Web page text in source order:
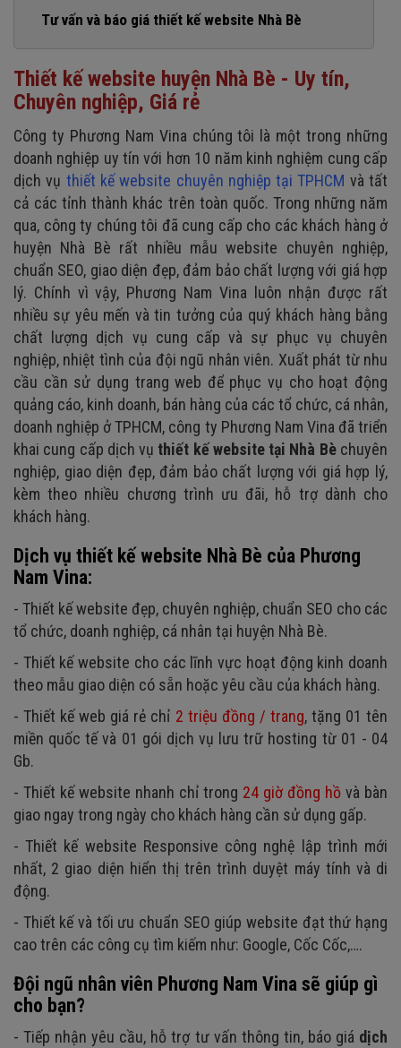
Dịch vụ thiết kế website Nhà Bè của Phương Nam Vina:
Đội ngũ nhân viên Phương Nam Vina sẽ giúp gì cho bạn?
Chương trình ưu đãi, hỗ trợ dịch vụ thiết kế website Nhà
Bè
Vina:
Tư vấn và báo giá thiết kế website Nhà Bè
Thiết kế website huyện Nhà Bè - Uy tín,
Chuyên nghiệp, Giá rẻ
Công ty Phương Nam Vina chúng tôi là một trong những
doanh nghiệp uy tínvới hơn 10 năm kinh nghiệm cung cấp
dịch vụ thiết kế website chuyên nghiệp tại TPHCM và tất
cả các tỉnh thành khác trên toàn quốc. Trong những năm
qua, công ty chúng tôi đã cung cấp cho các khách hàng ở
huyện Nhà Bè rất nhiều mẫu website chuyên nghiệp,
chuẩn SEO, giao diện đẹp, đảm bảo chất lượng với giá hợp
lý. Chính vì vậy, Phương Nam Vina luôn nhận được rất
nhiều sự yêu mến và tin tưởng của quý khách hàng bằng
chất lượng dịch vụ cung cấp và sự phục vụ chuyên
nghiệp, nhiệt tình của đội ngũ nhân viên. Xuất phát từ nhu
cầu cần sử dụng trang web để phục vụ cho hoạt động
quảng cáo, kinh doanh, bán hàng của các tổ chức, cá nhân,
doanh nghiệp ở TPHCM, công ty Phương Nam Vina đã triển
khai cung cấp dịch vụ thiết kế website tại Nhà Bèchuyên
nghiệp, giao diện đẹp, đảm bảo chất lượng với giá hợp lý,
kèm theo nhiều chương trình ưu đãi, hỗ trợ dành cho
khách hàng.
Dịch vụ thiết kế website Nhà Bè của Phương
Nam Vina:
- Thiết kế website đẹp, chuyên nghiệp, chuẩn SEO cho các
tổ chức, doanh nghiệp, cá nhân tại huyện Nhà Bè.
- Thiết kế website cho các lĩnh vực hoạt động kinh doanh
theo mẫu giao diện có sẵn hoặc yêu cầu của khách hàng.
- Thiết kế web giá rẻ chỉ 2 triệu đồng / trang, tặng 01 tên
miền quốc tế và 01 gói dịch vụ lưu trữ hosting từ 01 - 04
Gb.
- Thiết kế website nhanh chỉ trong 24 giờ đồng hồ và bàn
giao ngay trong ngày cho khách hàng cần sử dụng gấp.
- Thiết kế website Responsive công nghệ lập trình mới
nhất, 2 giao diện hiển thị trên trình duyệt máy tính và di
động.
- Thiết kế và tối ưu chuẩn SEO giúp website đạt thứ hạng
cao trên các công cụ tìm kiếm như: Google, Cốc Cốc,….
Đội ngũ nhân viên Phương Nam Vina sẽ giúp gì
cho bạn?
- Tiếp nhận yêu cầu, hỗ trợ tư vấn thông tin, báo giá dịch